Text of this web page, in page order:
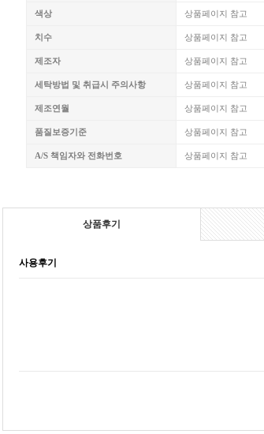
색상 상품페이지 참고
치수 상품페이지 참고
제조자 상품페이지 참고
세탁방법 및 취급시 주의사항 상품페이지 참고
제조연월 상품페이지 참고
품질보증기준 상품페이지 참고
A/S 책임자와 전화번호 상품페이지 참고
상품후기
사용후기